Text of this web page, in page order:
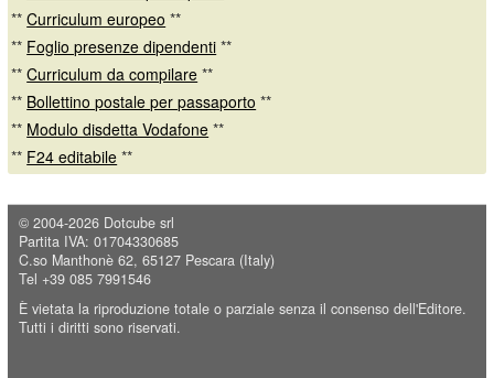
**Curriculum europeo **
** Foglio presenze dipendenti **
**Curriculum da compilare **
** Bollettino postale per passaporto **
** Modulo disdetta Vodafone **
** F24 editabile **
© 2004-2026 Dotcube srl
Partita IVA: 01704330685
C.so Manthonè 62, 65127 Pescara (Italy)
Tel +39 085 7991546
È vietata la riproduzione totale o parziale senza il consenso dell'Editore.
Tutti i diritti sono riservati.